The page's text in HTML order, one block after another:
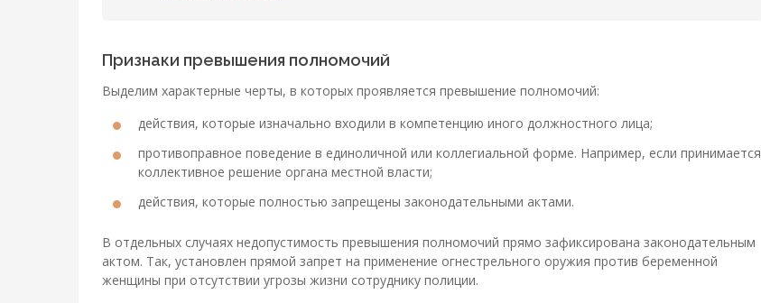
Признаки превышения полномочий
Выделим характерные черты, в которых проявляется превышение полномочий:
действия, которые изначально входили в компетенцию иного должностного лица;
противоправное поведение в единоличной или коллегиальной форме. Например, если принимается
коллективное решение органа местной власти;
действия, которые полностью запрещены законодательными актами.
В отдельных случаях недопустимость превышения полномочий прямо зафиксирована законодательным
актом. Так, установлен прямой запрет на применение огнестрельного оружия против беременной
женщины при отсутствии угрозы жизни сотруднику полиции.